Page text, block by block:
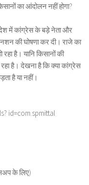
का आंदोलन नहीं होगा?
में कांग्रेस के बड़े नेता और
की घोषणा कर दी। राजे का
है। यानि किसानों की
है। देखना है कि क्या कांग्रेस
है या नहीं।
id=com.spmittal
के लिए)